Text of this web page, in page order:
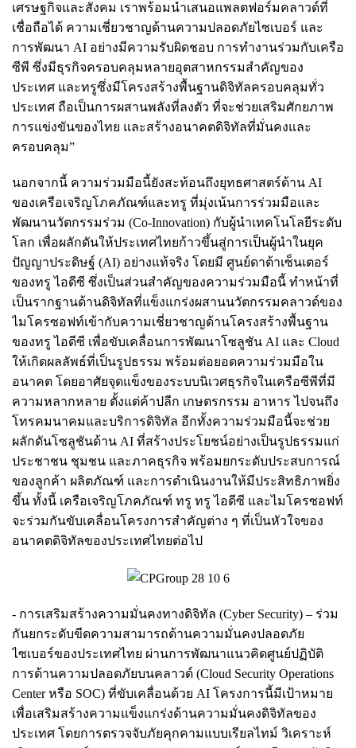
เศรษฐกิจและสังคม เราพร้อมนำเสนอแพลตฟอร์มคลาวด์ที่
เชื่อถือได้ ความเชี่ยวชาญด้านความปลอดภัยไซเบอร์ และ
การพัฒนา AI อย่างมีความรับผิดชอบ การทำงานร่วมกับเครือ
ซีพี ซึ่งมีธุรกิจครอบคลุมหลายอุตสาหกรรมสำคัญของ
ประเทศ และทรูซึ่งมีโครงสร้างพื้นฐานดิจิทัลครอบคลุมทั่ว
ประเทศ ถือเป็นการผสานพลังที่ลงตัว ที่จะช่วยเสริมศักยภาพ
การแข่งขันของไทย และสร้างอนาคตดิจิทัลที่มั่นคงและ
ครอบคลุม”
นอกจากนี้ ความร่วมมือนี้ยังสะท้อนถึงยุทธศาสตร์ด้าน AI
ของเครือเจริญโภคภัณฑ์และทรู ที่มุ่งเน้นการร่วมมือและ
พัฒนานวัตกรรมร่วม (Co-Innovation) กับผู้นำเทคโนโลยีระดับ
โลก เพื่อผลักดันให้ประเทศไทยก้าวขึ้นสู่การเป็นผู้นำในยุค
ปัญญาประดิษฐ์ (AI) อย่างแท้จริง โดยมี ศูนย์ดาต้าเซ็นเตอร์
ของทรู ไอดีซี ซึ่งเป็นส่วนสำคัญของความร่วมมือนี้ ทำหน้าที่
เป็นรากฐานด้านดิจิทัลที่แข็งแกร่งผสานนวัตกรรมคลาวด์ของ
ไมโครซอฟท์เข้ากับความเชี่ยวชาญด้านโครงสร้างพื้นฐาน
ของทรู ไอดีซี เพื่อขับเคลื่อนการพัฒนาโซลูชัน AI และ Cloud
ให้เกิดผลลัพธ์ที่เป็นรูปธรรม พร้อมต่อยอดความร่วมมือใน
อนาคต โดยอาศัยจุดแข็งของระบบนิเวศธุรกิจในเครือซีพีที่มี
ความหลากหลาย ตั้งแต่ค้าปลีก เกษตรกรรม อาหาร ไปจนถึง
โทรคมนาคมและบริการดิจิทัล อีกทั้งความร่วมมือนี้จะช่วย
ผลักดันโซลูชันด้าน AI ที่สร้างประโยชน์อย่างเป็นรูปธรรมแก่
ประชาชน ชุมชน และภาคธุรกิจ พร้อมยกระดับประสบการณ์
ของลูกค้า ผลิตภัณฑ์ และการดำเนินงานให้มีประสิทธิภาพยิ่ง
ขึ้น ทั้งนี้ เครือเจริญโภคภัณฑ์ ทรู ทรู ไอดีซี และไมโครซอฟท์
จะร่วมกันขับเคลื่อนโครงการสำคัญต่าง ๆ ที่เป็นหัวใจของ
อนาคตดิจิทัลของประเทศไทยต่อไป
- การเสริมสร้างความมั่นคงทางดิจิทัล (Cyber Security) – ร่วม
กันยกระดับขีดความสามารถด้านความมั่นคงปลอดภัย
ไซเบอร์ของประเทศไทย ผ่านการพัฒนาแนวคิดศูนย์ปฏิบัติ
การด้านความปลอดภัยบนคลาวด์ (Cloud Security Operations
Center หรือ SOC) ที่ขับเคลื่อนด้วย AI โครงการนี้มีเป้าหมาย
เพื่อเสริมสร้างความแข็งแกร่งด้านความมั่นคงดิจิทัลของ
ประเทศ โดยการตรวจจับภัยคุกคามแบบเรียลไทม์ วิเคราะห์